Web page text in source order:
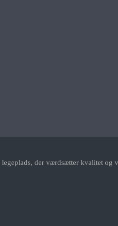
der værdsætter kvalitet og